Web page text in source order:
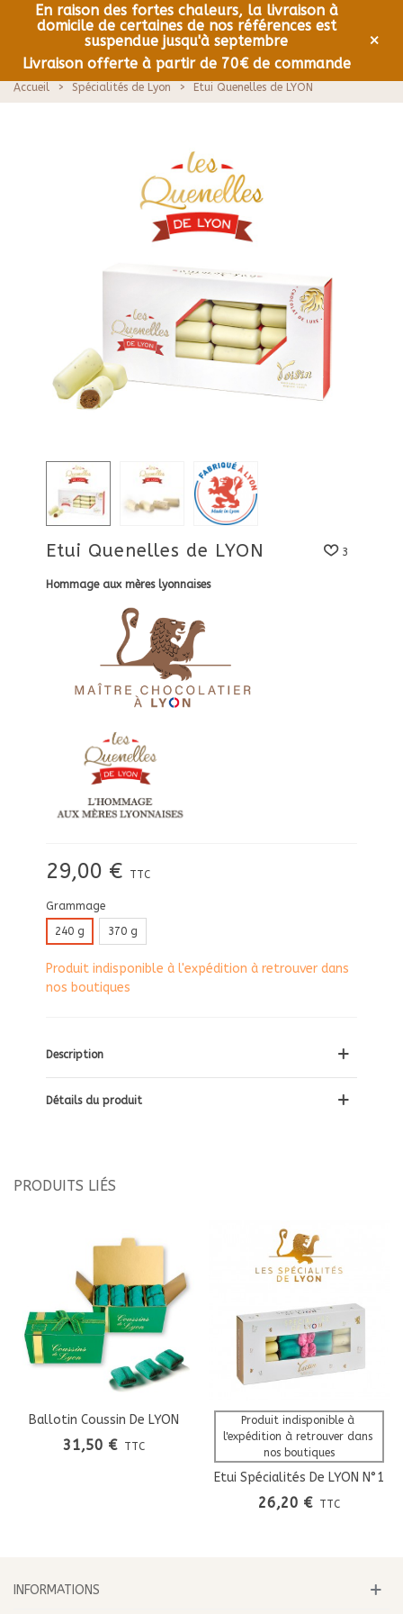
Menu 0
Accueil > Spécialités de Lyon > Etui Quenelles de LYON
Etui Quenelles de LYON 3
Hommage aux mères lyonnaises
29,00 € TTC
Grammage
240 g
370 g
Produit indisponible à l'expédition à retrouver dans
nos boutiques
Description
Détails du produit
PRODUITS LIÉS
Ballotin Coussin De LYON
31,50 € TTC
Produit indisponible à
l'expédition à retrouver dans
nos boutiques
Etui Spécialités De LYON N°1
26,20 € TTC
INFORMATIONS
En raison des fortes chaleurs, la livraison à
domicile de certaines de nos références est
suspendue jusqu'à septembre
Livraison offerte à partir de 70€ de commande
×